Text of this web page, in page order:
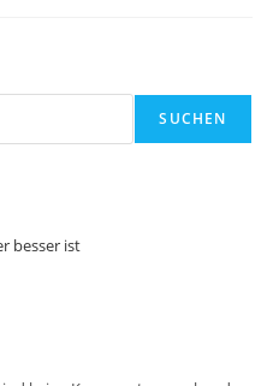
SUCHEN
besser ist